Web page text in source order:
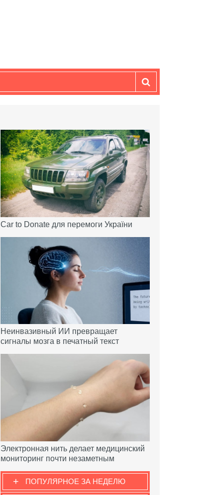
Car to Donate для перемоги України
Неинвазивный ИИ превращает
сигналы мозга в печатный текст
Электронная нить делает медицинский
мониторинг почти незаметным
ПОПУЛЯРНОЕ ЗА НЕДЕЛЮ
+